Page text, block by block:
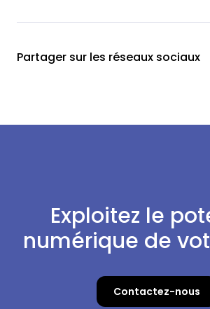
Partager sur les réseaux sociaux
Exploitez le
numérique de
Contactez-nous